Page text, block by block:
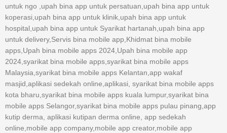
untuk ngo ,upah bina app untuk persatuan,upah bina app untuk
koperasi,upah bina app untuk klinik,upah bina app untuk
hospital,upah bina app untuk Syarikat hartanah,upah bina app
untuk delivery,Servis bina mobile app,Khidmat bina mobile
apps,Upah bina mobile apps 2024,Upah bina mobile app
2024,syarikat bina mobile apps,syarikat bina mobile apps
Malaysia,syarikat bina mobile apps Kelantan,app wakaf
masjid,aplikasi sedekah online,aplikasi, syarikat bina mobile apps
kota bharu,syarikat bina mobile apps kuala lumpur,syarikat bina
mobile apps Selangor,syarikat bina mobile apps pulau pinang,app
kutip derma, aplikasi kutipan derma online, app sedekah
online,mobile app company,mobile app creator,mobile app